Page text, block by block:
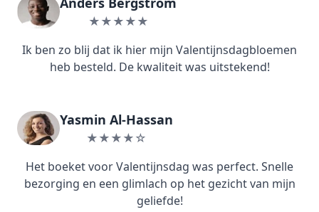
★★★★★
Ik ben zo blij dat ik hier mijn Valentijnsdagbloemen
heb besteld. De kwaliteit was uitstekend!
Yasmin Al-Hassan
★★★★☆
Het boeket voor Valentijnsdag was perfect. Snelle
bezorging en een glimlach op het gezicht van mijn
geliefde!